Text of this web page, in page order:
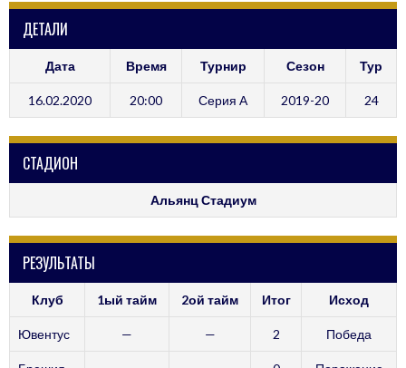
ДЕТАЛИ
Дата Время Турнир Сезон Тур
16.02.2020 20:00 Серия А 2019-20 24
СТАДИОН
Альянц Стадиум
РЕЗУЛЬТАТЫ
Клуб 1ый тайм 2ой тайм Итог Исход
Ювентус — — 2 Победа